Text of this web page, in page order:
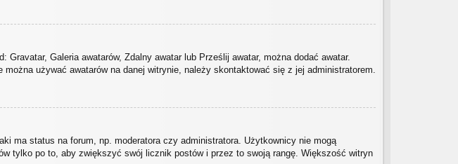
Galeria awatarów, Zdalny awatar lub Prześlij awatar, można dodać awatar.
używać awatarów na danej witrynie, należy skontaktować się z jej administratorem.
ma status na forum, np. moderatora czy administratora. Użytkownicy nie mogą
tylko po to, aby zwiększyć swój licznik postów i przez to swoją rangę. Większość witryn